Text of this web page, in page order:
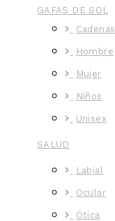
GAFAS DE SOL
Cadenas
Hombre
Mujer
Niños
Unisex
SALUD
Labial
Ocular
Ótica